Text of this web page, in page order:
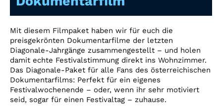
Account
Mit diesem Filmpaket haben wir für euch die
preisgekrönten Dokumentarfilme der letzten
Diagonale-Jahrgänge zusammengestellt – und holen
damit echte Festivalstimmung direkt ins Wohnzimmer.
Das Diagonale-Paket für alle Fans des österreichischen
Dokumentarfilms: Perfekt für ein eigenes
Festivalwochenende – oder, wenn ihr sehr motiviert
seid, sogar für einen Festivaltag – zuhause.